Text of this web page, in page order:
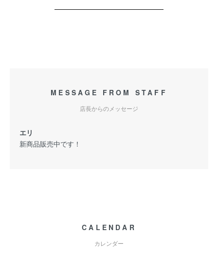
MESSAGE FROM STAFF
店長からのメッセージ
エリ
新商品販売中です！
CALENDAR
カレンダー